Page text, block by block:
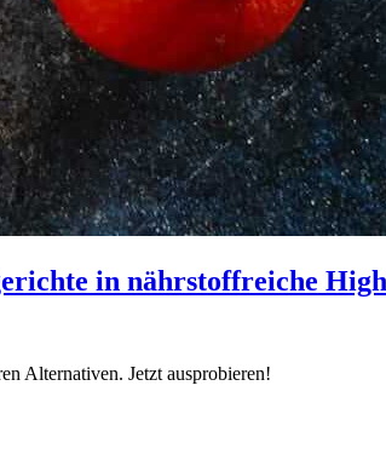
in nährstoffreiche
Alternativen. Jetzt ausprobieren!